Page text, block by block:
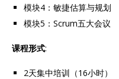
模块4：敏捷估算与规划
模块5：Scrum五大会议
课程形式:
2天集中培训（16小时）